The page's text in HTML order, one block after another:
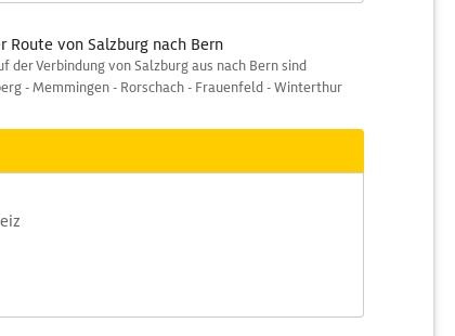
Route von Salzburg nach Bern
der Verbindung von Salzburg aus nach Bern sind
- Memmingen - Rorschach - Frauenfeld - Winterthur